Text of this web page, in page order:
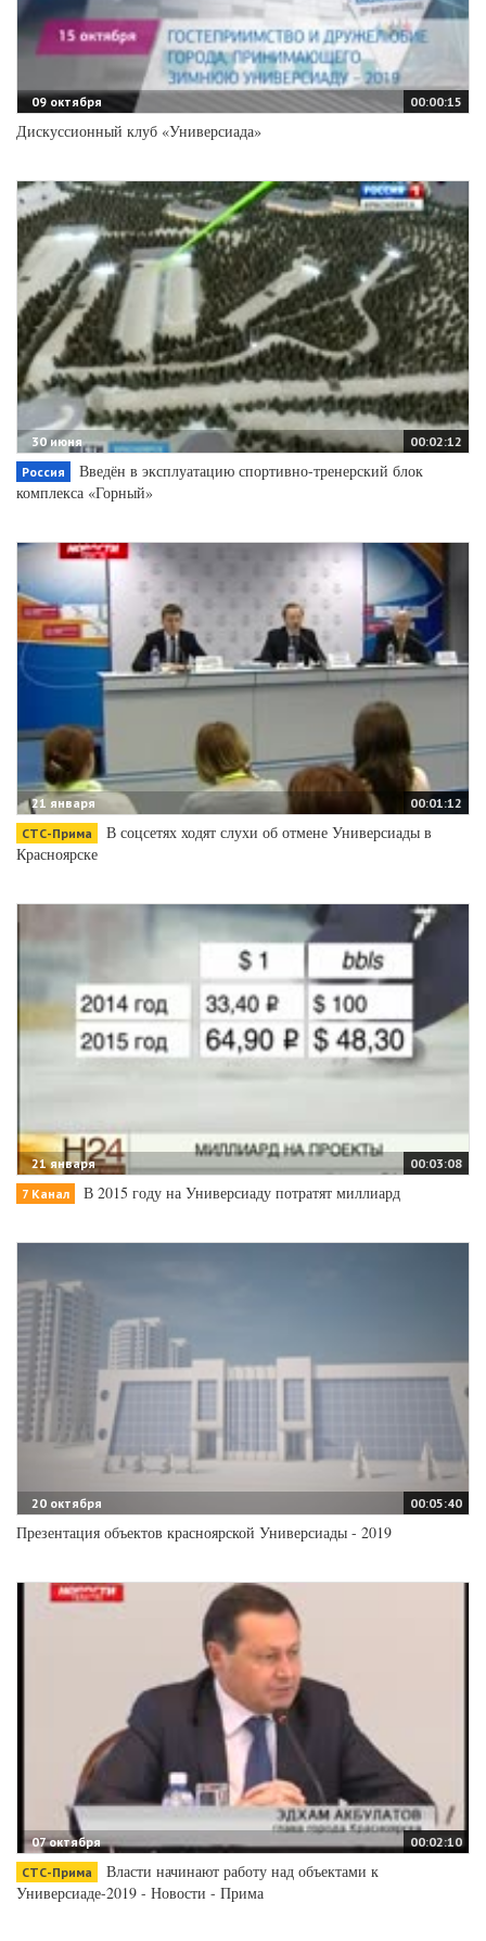
00:00:15
09 октября
Дискуссионный клуб «Универсиада»
00:02:12
30 июня
Россия
Введён в эксплуатацию спортивно-тренерский блок
комплекса «Горный»
00:01:12
21 января
СТС-Прима
В соцсетях ходят слухи об отмене Универсиады в
Красноярске
00:03:08
21 января
7 Канал
В 2015 году на Универсиаду потратят миллиард
00:05:40
20 октября
Презентация объектов красноярской Универсиады - 2019
00:02:10
07 октября
СТС-Прима
Власти начинают работу над объектами к
Универсиаде-2019 - Новости - Прима